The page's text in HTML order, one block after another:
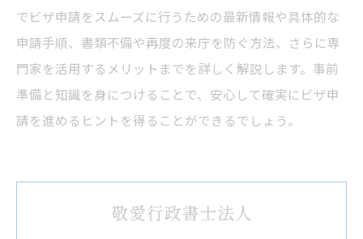
でビザ申請をスムーズに行うための最新情報や具体的な
申請手順、書類不備や再度の来庁を防ぐ方法、さらに専
門家を活用するメリットまでを詳しく解説します。事前
準備と知識を身につけることで、安心して確実にビザ申
請を進めるヒントを得ることができるでしょう。